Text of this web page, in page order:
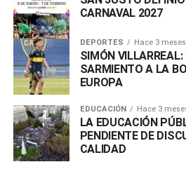
CARNAVAL 2027
DEPORTES Hace 3 meses
SIMÓN VILLARREAL:
SARMIENTO A LA
EUROPA
EDUCACIÓN Hace 3
LA EDUCACIÓN
PENDIENTE DE
CALIDAD